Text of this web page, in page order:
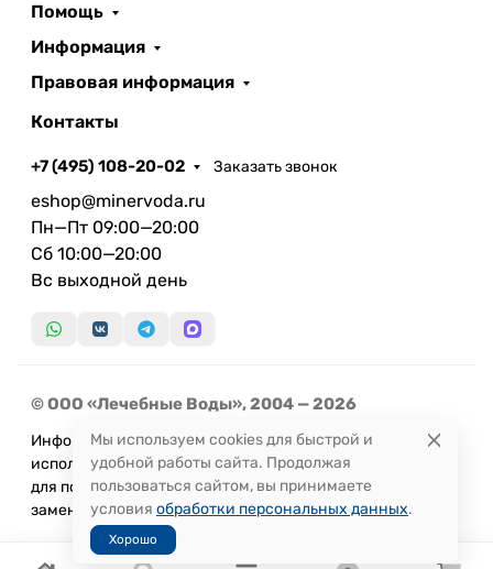
Помощь
Информация
Правовая информация
Контакты
+7 (495) 108-20-02 Заказать звонок
eshop@minervoda.ru
Пн—Пт 09:00—20:00
Сб 10:00—20:00
Вс выходной день
© ООО «Лечебные Воды», 2004 — 2026
Информация, представленная на сайте, не может быть
использована
для постановки диагноза или назначения лечения и не
заменяет прием врача.
Мы используем cookies для быстрой и
удобной работы сайта. Продолжая
пользоваться сайтом, вы принимаете
условия обработки персональных данных.
Хорошо